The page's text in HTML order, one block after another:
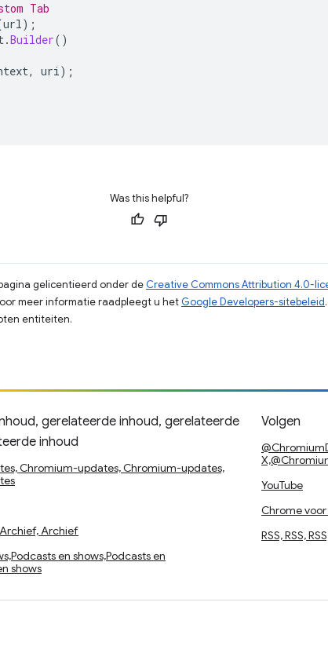
Tab
url);
.Builder()
, uri);
Was this helpful?
gelicentieerd onder de Creative Commons Attribution 4.0-
meer informatie raadpleegt u het Google Developers-sitebeleid
entiteiten.
gerelateerde inhoud, gerelateerde
inhoud
Chromium-updates, Chromium-updates,
Archief
en shows,Podcasts en
shows
Volgen
YouTube
Chrome
RSS, RSS,